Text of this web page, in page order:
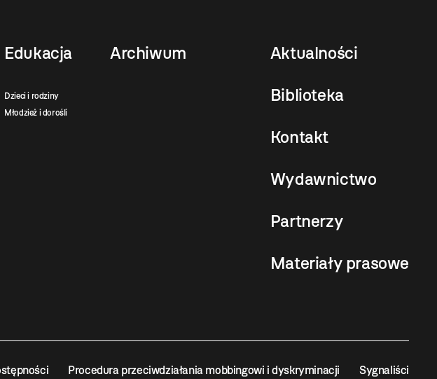
Edukacja
Dzieci i rodziny
Młodzież i dorośli
Archiwum Aktualności
Biblioteka
Kontakt
Wydawnictwo
Partnerzy
Materiały prasowe
Procedura przeciwdziałania mobbingowi i dyskryminacji Sygnaliści